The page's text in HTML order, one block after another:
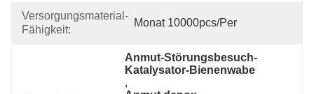
Versorgungsmaterial-
Fähigkeit:
Monat 10000pcs/per
Anmut-Störungsbesuch-
Katalysator-Bienenwabe
,